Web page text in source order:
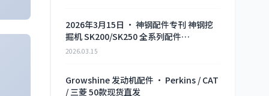
2026年3月15日 · 神钢配件专刊 神钢挖
掘机 SK200/SK250 全系列配件
Growshine 现货直供
2026.03.15
Growshine 发动机配件 · Perkins / CAT
/ 三菱 50款现货直发